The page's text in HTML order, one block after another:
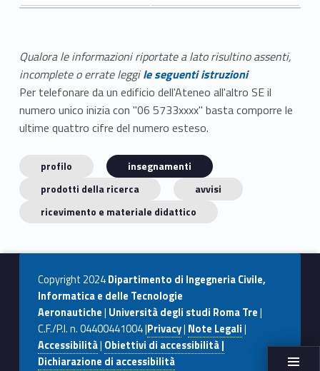
Qualora le informazioni riportate a lato risultino assenti,
incomplete o errate leggile seguenti istruzioni
Per telefonare da un edificio dell'Ateneo all'altro SE il
numero unico inizia con "06 5733xxxx" basta comporre le
ultime quattro cifre del numero esteso.
profilo
insegnamenti
prodotti della ricerca
avvisi
ricevimento e materiale didattico
Copyright 2024Dipartimento di Ingegneria Civile,
Informatica e delle Tecnologie
Aeronautiche| Università degli studi Roma Tre|
C.F./P.I. n. 04400441004 |Privacy| Note Legali|
Accessibilità| Obiettivi di accessibilità |
Dichiarazione di accessibilità